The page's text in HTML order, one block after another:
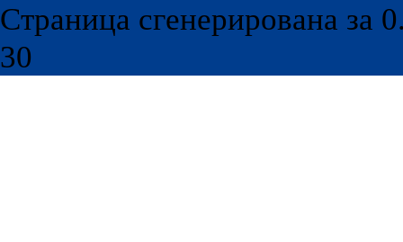
Страница сгенерирована за
30